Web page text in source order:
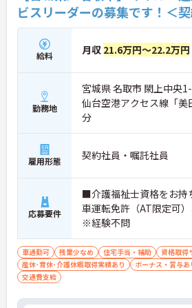
ビスリーダーの募集です！＜
給料 月収 21.6万円～22.2万円
勤務地
宮城県 名取市 閖上中央
仙台空港アクセス線「美
分
雇用形態 契約社員・嘱託社員
応募要件
■介護福祉士資格をお
車運転免許（AT限定可
※経験不問
車通勤可 残業少なめ 住宅手当・補助 資格取得
産休･育休･介護休暇取得実績あり
ボーナス・賞与あ
交通費支給